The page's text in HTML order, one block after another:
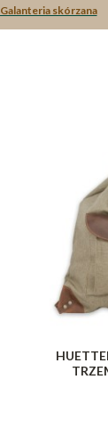
Galanteria skórzana